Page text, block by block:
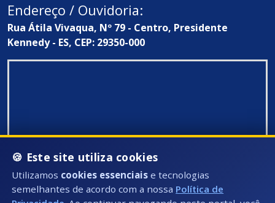
Endereço / Ouvidoria:
Rua Átila Vivaqua, Nº 79 - Centro, Presidente
Kennedy - ES, CEP: 29350-000
🍪 Este site utiliza cookies
Utilizamos cookies essenciais e tecnologias
semelhantes de acordo com a nossa Política de